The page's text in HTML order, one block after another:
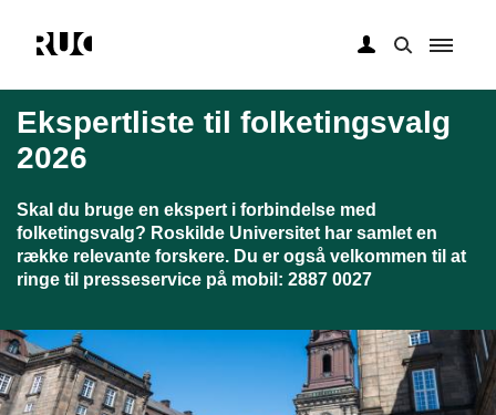
hovedindhold
Ekspertliste til folketingsvalg
2026
Skal du bruge en ekspert i forbindelse med
folketingsvalg? Roskilde Universitet har samlet en
række relevante forskere. Du er også velkommen til at
ringe til presseservice på mobil: 2887 0027